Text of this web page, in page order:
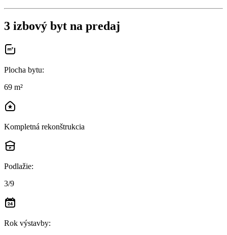
3 izbový byt na predaj
Plocha bytu:
69 m²
Kompletná rekonštrukcia
Podlažie:
3/9
Rok výstavby: